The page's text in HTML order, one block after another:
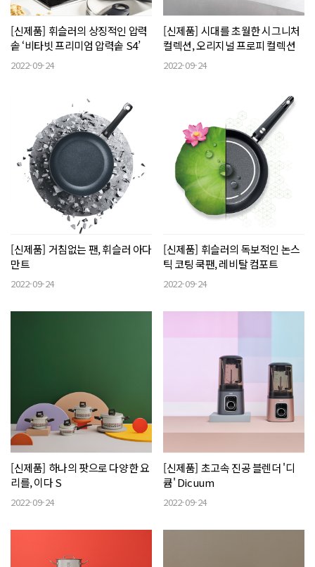
[신제품] 휘슬러의 상징적인 압력
솥 ‘비타빗 프리미엄 압력솥 S4’
2022-09-24
[신제품] 시대를 초월한 시그니처
컬렉션, 오리지널 프로피 컬렉션
2022-09-24
[신제품] 거침없는 팬, 휘슬러 아다
만트
2022-09-24
[신제품] 휘슬러의 독보적인 논스
틱 코팅 쿡팬, 레비탈 컴포트
2022-09-24
[신제품] 하나의 팟으로 다양한 요
리를, 이다 S
2022-09-24
[신제품] 초고속 진공 블렌더 '디
큠' Dicuum
2022-09-24